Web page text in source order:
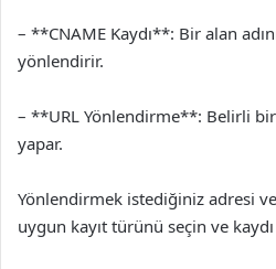
– **CNAME Kaydı**: Bir alan
yönlendirir.
– **URL Yönlendirme**: Belirli bir
yapar.
Yönlendirmek istediğiniz adresi
uygun kayıt türünü seçin ve